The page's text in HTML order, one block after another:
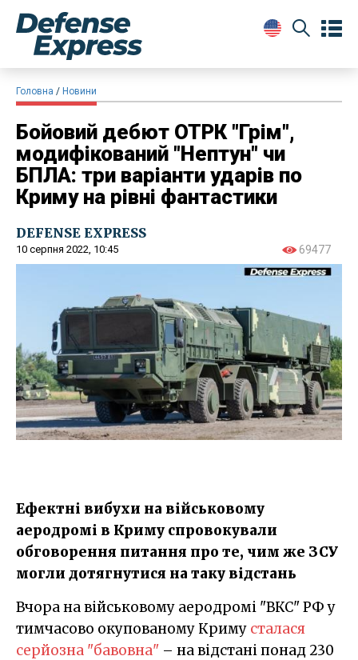
Головна Новини
Бойовий дебют ОТРК "Грім",
модифікований "Нептун" чи
БПЛА: три варіанти ударів по
Криму на рівні фантастики
DEFENSE EXPRESS
10 серпня 2022, 10:45 69477
Ефектні вибухи на військовому
аеродромі в Криму спровокували
обговорення питання про те, чим же ЗСУ
могли дотягнутися на таку відстань
Вчора на військовому аеродромі "ВКС" РФ у
тимчасово окупованому Криму сталася
серйозна "бавовна" – на відстані понад 230